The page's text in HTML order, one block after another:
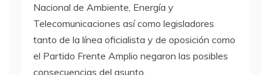
Nacional de Ambiente, Energía y
Telecomunicaciones así como legisladores
tanto de la línea oficialista y de oposición como
el Partido Frente Amplio negaron las posibles
consecuencias del asunto.